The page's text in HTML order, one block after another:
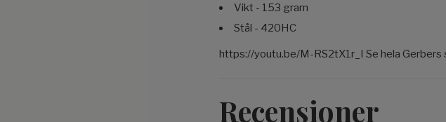
Vikt - 153 gram
Stål - 420HC
https://youtu.be/M-RS2tX1r_I Se hela Gerbers
Recensioner